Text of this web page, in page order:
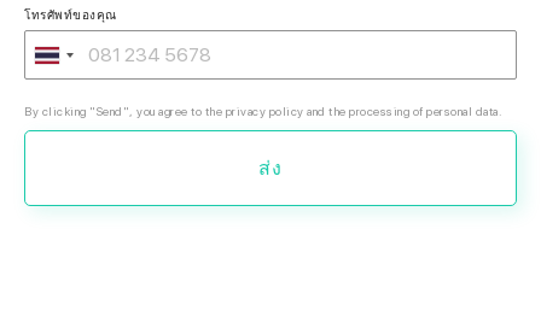
โทรศัพท์ของคุณ
By clicking "Send", you agree to the privacy policy and the processing of personal data.
ส่ง